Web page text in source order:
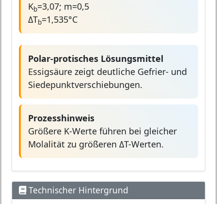
Kb=3,07; m=0,5
ΔTb=1,535°C
Polar-protisches Lösungsmittel
Essigsäure zeigt deutliche Gefrier- und
Siedepunktverschiebungen.
Prozesshinweis
Größere K-Werte führen bei gleicher
Molalität zu größeren ΔT-Werten.
Technischer Hintergrund